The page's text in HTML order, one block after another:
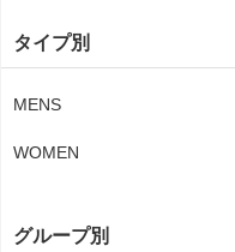
タイプ別
MENS
WOMEN
グループ別